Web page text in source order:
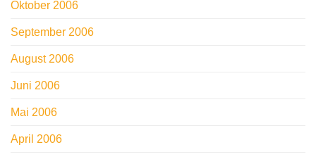
Oktober 2006
September 2006
August 2006
Juni 2006
Mai 2006
April 2006